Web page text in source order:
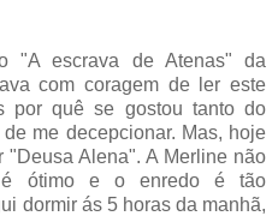
"A escrava de Atenas" da
com coragem de ler este
por quê se gostou tanto do
me decepcionar. Mas, hoje
Alena". A Merline não
é ótimo e o enredo é tão
dormir ás 5 horas da manhã,